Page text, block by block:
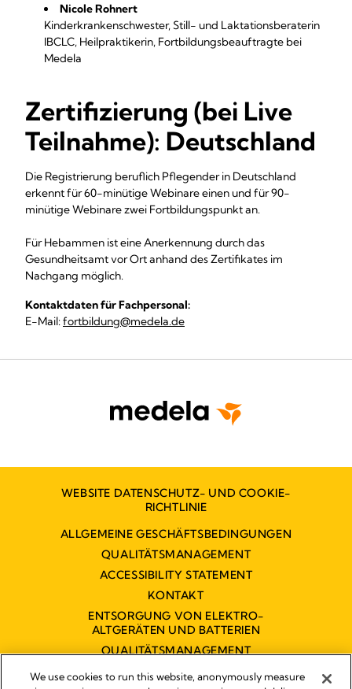
Nicole Rohnert
Kinderkrankenschwester, Still- und Laktationsberaterin
IBCLC, Heilpraktikerin, Fortbildungsbeauftragte bei
Medela
Zertifizierung (bei Live
Teilnahme): Deutschland
Die Registrierung beruflich Pflegenderin Deutschland
erkennt für60-minütige Webinare einen und für 90-
minütige Webinare zwei Fortbildungspunkt an.
Für Hebammen ist eine Anerkennung durch das
Gesundheitsamt vor Ort anhand des Zertifikates im
Nachgang möglich.
Kontaktdaten für Fachpersonal:
E-Mail:fortbildung@medela.de
WEBSITE DATENSCHUTZ- UND COOKIE-
RICHTLINIE
ALLGEMEINE GESCHÄFTSBEDINGUNGEN
QUALITÄTSMANAGEMENT
ACCESSIBILITY STATEMENT
KONTAKT
ENTSORGUNG VON ELEKTRO-
ALTGERÄTEN UND BATTERIEN
QUALITÄTSMANAGEMENT
BARRIEREFREIHEITSERKLÄRUNG
We use cookies to run this website, anonymously measure